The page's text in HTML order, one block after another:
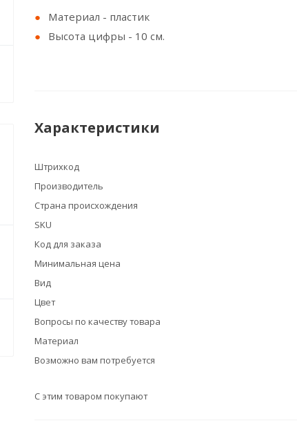
Материал - пластик
Высота цифры - 10 см.
Характеристики
Штрихкод
Производитель
Страна происхождения
SKU
Код для заказа
Минимальная цена
Вид
Цвет
Вопросы по качеству товара
Материал
Возможно вам потребуется
С этим товаром покупают